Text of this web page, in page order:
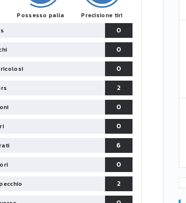
Possesso palla Precisione tiri
0
0
0
2
0
0
6
0
2